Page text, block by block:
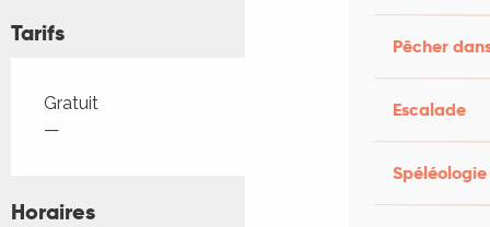
Pêcher
Escalade
Spéléologie
Tarifs
Tarifs 2026
Gratuit
—
Horaires